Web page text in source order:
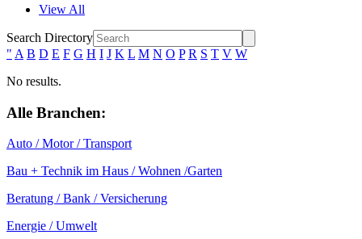
View All
Search Directory
" A B D E F G H I J K L M N O P R S T V W
No results.
Alle Branchen:
Auto / Motor / Transport
Bau + Technik im Haus / Wohnen /Garten
Beratung / Bank / Versicherung
Energie / Umwelt